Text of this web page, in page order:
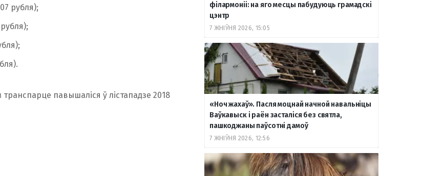
рубля);
павышаліся ў лістападзе 2018
філармоніі: на яго месцы пабудуюць грамадскі
цэнтр
7 ЖНІЎНЯ 2026, 15:05
«Ноч жахаў». Пасля моцнай начной навальніцы
Ваўкавыск і раён засталіся без святла,
пашкоджаны паўсотні дамоў
7 ЖНІЎНЯ 2026, 12:56